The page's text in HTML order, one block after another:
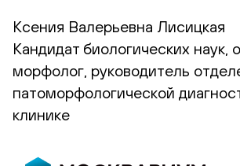
Ксения Валерьевна Лисицкая
Кандидат биологических наук,
морфолог, руководитель
патоморфологической
клинике